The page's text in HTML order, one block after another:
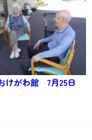
けがわ館 7月25日